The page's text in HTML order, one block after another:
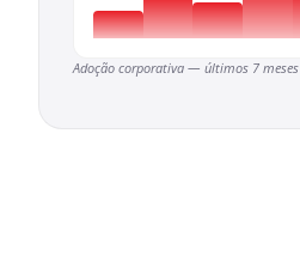
Adoção corporativa — últimos 7 meses